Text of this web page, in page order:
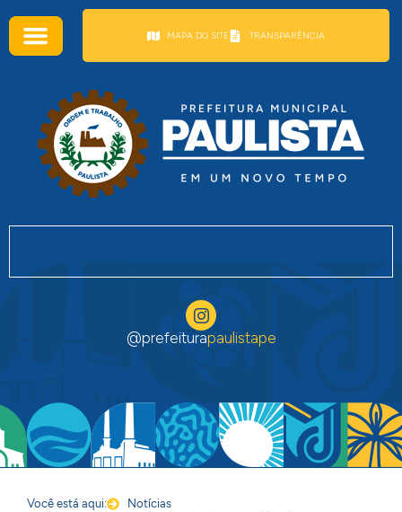
MAPA DO SITE TRANSPARÊNCIA
@prefeiturapaulistape
Você está aqui:
Notícias